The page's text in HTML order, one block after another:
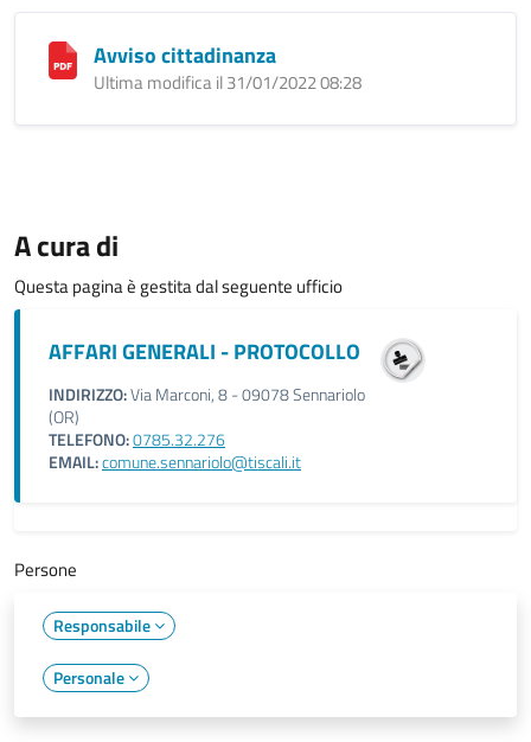
Avviso cittadinanza
Ultima modifica il 31/01/2022 08:28
A cura di
Questa pagina è gestita dal seguente ufficio
AFFARI GENERALI - PROTOCOLLO
INDIRIZZO:Via Marconi, 8 - 09078 Sennariolo
(OR)
TELEFONO:0785.32.276
EMAIL:comune.sennariolo@tiscali.it
Persone
Responsabile
Personale